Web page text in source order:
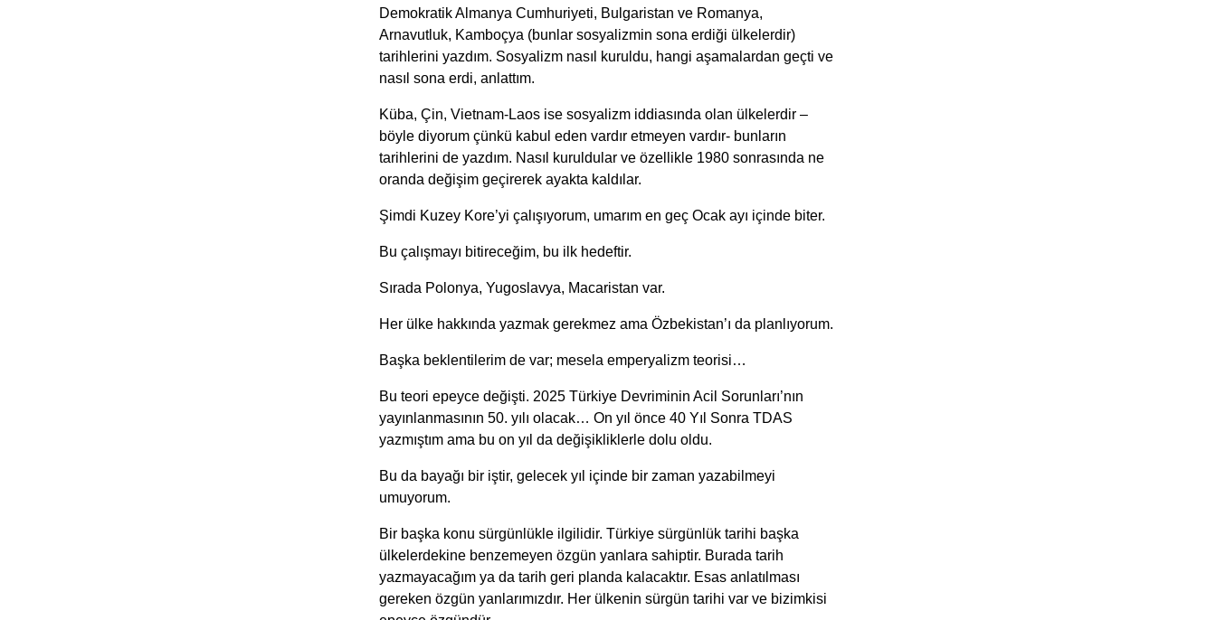
Demokratik Almanya Cumhuriyeti, Bulgaristan ve Romanya,
Arnavutluk, Kamboçya (bunlar sosyalizmin sona erdiği ülkelerdir)
tarihlerini yazdım. Sosyalizm nasıl kuruldu, hangi aşamalardan geçti ve
nasıl sona erdi, anlattım.
Küba, Çin, Vietnam-Laos ise sosyalizm iddiasında olan ülkelerdir –
böyle diyorum çünkü kabul eden vardır etmeyen vardır- bunların
tarihlerini de yazdım. Nasıl kuruldular ve özellikle 1980 sonrasında ne
oranda değişim geçirerek ayakta kaldılar.
Şimdi Kuzey Kore’yi çalışıyorum, umarım en geç Ocak ayı içinde biter.
Bu çalışmayı bitireceğim, bu ilk hedeftir.
Sırada Polonya, Yugoslavya, Macaristan var.
Her ülke hakkında yazmak gerekmez ama Özbekistan’ı da planlıyorum.
Başka beklentilerim de var; mesela emperyalizm teorisi…
Bu teori epeyce değişti. 2025 Türkiye Devriminin Acil Sorunları’nın
yayınlanmasının 50. yılı olacak… On yıl önce 40 Yıl Sonra TDAS
yazmıştım ama bu on yıl da değişikliklerle dolu oldu.
Bu da bayağı bir iştir, gelecek yıl içinde bir zaman yazabilmeyi
umuyorum.
Bir başka konu sürgünlükle ilgilidir. Türkiye sürgünlük tarihi başka
ülkelerdekine benzemeyen özgün yanlara sahiptir. Burada tarih
yazmayacağım ya da tarih geri planda kalacaktır. Esas anlatılması
gereken özgün yanlarımızdır. Her ülkenin sürgün tarihi var ve bizimkisi